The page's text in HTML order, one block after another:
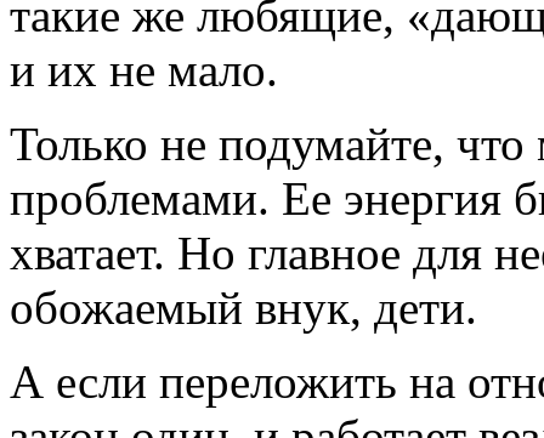
такие же любящие,
и их не мало.
Только не подумайте,
проблемами. Ее энергия
хватает. Но главное для
обожаемый внук, дети.
А если переложить на